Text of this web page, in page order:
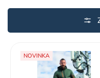
Nejlevnější
NOVINKA